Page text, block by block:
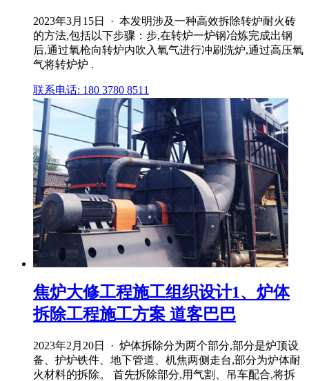
2023年3月15日 · 本发明涉及一种高效拆除转炉耐火砖
的方法,包括以下步骤：步,在转炉一炉钢冶炼完成出钢
后,通过氧枪向转炉内吹入氧气进行冲刷洗炉,通过高压氧
气将转炉炉 .
联系电话: 180 3780 8511
焦炉大修工程施工组织设计1、炉体
拆除工程施工方案 道客巴巴
2023年2月20日 · 炉体拆除分为两个部分,部分是炉顶设
备、护炉铁件、地下管道、机焦两侧走台,部分为炉体耐
火材料的拆除。 首先拆除部分,用气割、吊车配合,将拆